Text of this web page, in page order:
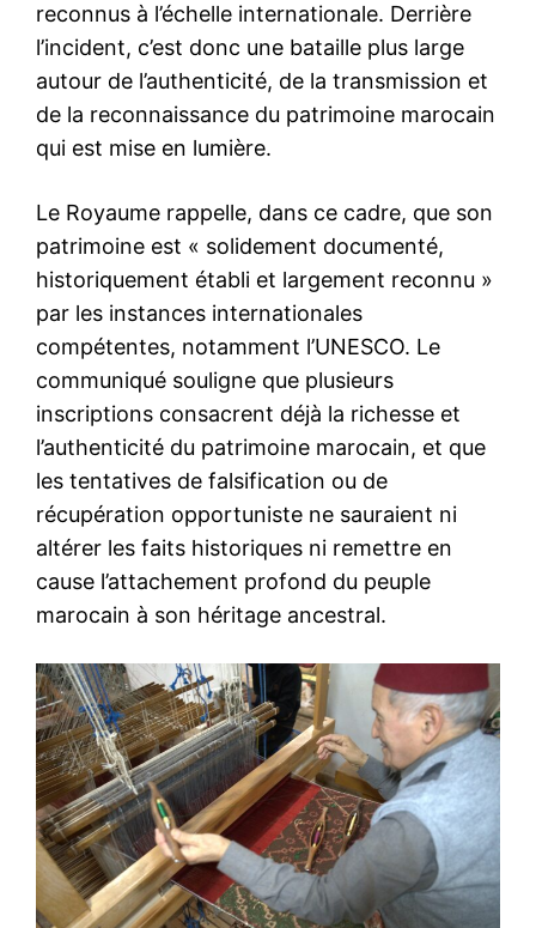
reconnus à l’échelle internationale. Derrière
l’incident, c’est donc une bataille plus large
autour de l’authenticité, de la transmission et
de la reconnaissance du patrimoine marocain
qui est mise en lumière.
Le Royaume rappelle, dans ce cadre, que son
patrimoine est « solidement documenté,
historiquement établi et largement reconnu »
par les instances internationales
compétentes, notamment l’UNESCO. Le
communiqué souligne que plusieurs
inscriptions consacrent déjà la richesse et
l’authenticité du patrimoine marocain, et que
les tentatives de falsification ou de
récupération opportuniste ne sauraient ni
altérer les faits historiques ni remettre en
cause l’attachement profond du peuple
marocain à son héritage ancestral.